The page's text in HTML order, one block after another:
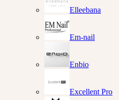
Elleebana
Em-nail
Enbio
Excellent Pro